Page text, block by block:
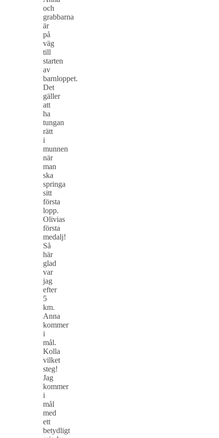
och
grabbarna
är
på
väg
till
starten
av
barnloppet.
Det
gäller
att
ha
tungan
rätt
i
munnen
när
man
ska
springa
sitt
första
lopp.
Olivias
första
medalj!
Så
här
glad
var
jag
efter
5
km.
Anna
kommer
i
mål.
Kolla
vilket
steg!
Jag
kommer
i
mål
med
ett
betydligt